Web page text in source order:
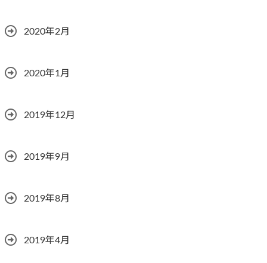
2020年2月
2020年1月
2019年12月
2019年9月
2019年8月
2019年4月